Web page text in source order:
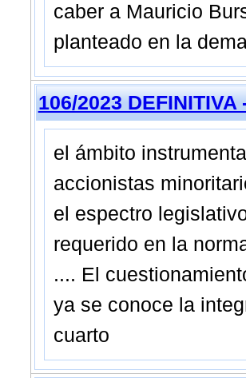
caber a Mauricio
planteado en la
106/2023
el ámbito
accionistas
el espectro
requerido en la
.... El
ya se conoce la
cuarto